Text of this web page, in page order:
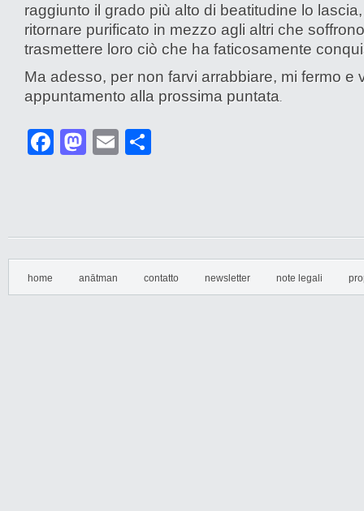
raggiunto il grado più alto di beatitudine lo
ritornare purificato in mezzo agli altri che
trasmettere loro ciò che ha faticosamente
Ma adesso, per non farvi arrabbiare, mi fermo e
appuntamento alla prossima puntata.
Facebook
Mastodon
Email
home anātman contatto newsletter note legali